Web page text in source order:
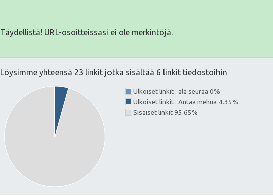
Täydellistä! URL-osoitteissasi ei ole merkintöjä.
Löysimme yhteensä 23 linkit jotka sisältää 6 linkit tiedostoihin
Ulkoiset linkit : älä seuraa 0%
Ulkoiset linkit : Antaa mehua 4.35%
Sisäiset linkit 95.65%